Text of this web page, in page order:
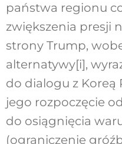
państwa regionu
zwiększenia presji
strony Trump,
alternatywy[i],
do dialogu z Koreą
jego rozpoczęcie
do osiągnięcia
(ograniczenie